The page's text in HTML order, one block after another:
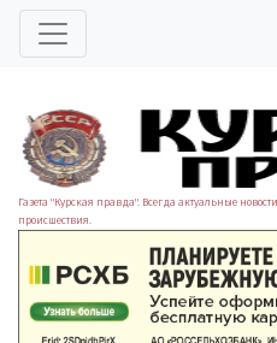
Газета "Курская правда". Всегда актуальные
происшествия.